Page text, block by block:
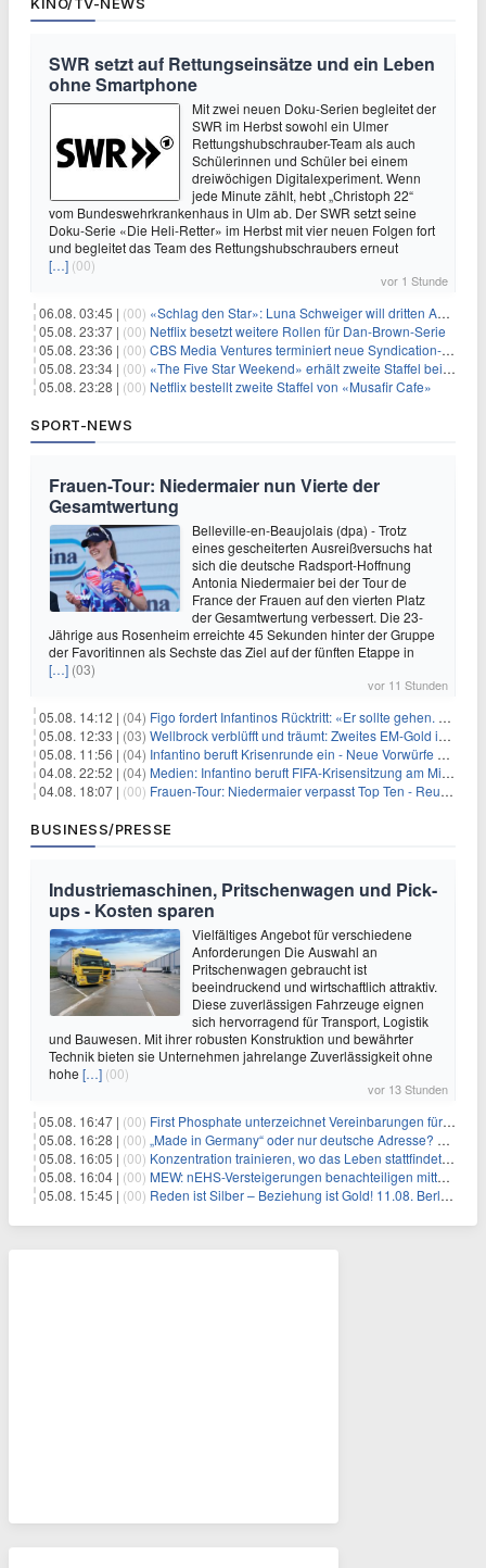
KINO/TV-NEWS
SWR setzt auf Rettungseinsätze und ein Leben
ohne Smartphone
Mit zwei neuen Doku-Serien begleitet der
SWR im Herbst sowohl ein Ulmer
Rettungshubschrauber-Team als auch
Schülerinnen und Schüler bei einem
dreiwöchigen Digitalexperiment. Wenn
jede Minute zählt, hebt „Christoph 22“
vom Bundeswehrkrankenhaus in Ulm ab. Der SWR setzt seine
Doku-Serie «Die Heli-Retter» im Herbst mit vier neuen Folgen fort
und begleitet das Team des Rettungshubschraubers erneut
[…] (00)
vor 1 Stunde
06.08. 03:45 | (00) «Schlag den Star»: Luna Schweiger will dritten Anlauf nutzen
05.08. 23:37 | (00) Netflix besetzt weitere Rollen für Dan-Brown-Serie
05.08. 23:36 | (00) CBS Media Ventures terminiert neue Syndication-Formate
05.08. 23:34 | (00) «The Five Star Weekend» erhält zweite Staffel bei Peacock
05.08. 23:28 | (00) Netflix bestellt zweite Staffel von «Musafir Cafe»
SPORT-NEWS
Frauen-Tour: Niedermaier nun Vierte der
Gesamtwertung
Belleville-en-Beaujolais (dpa) - Trotz
eines gescheiterten Ausreißversuchs hat
sich die deutsche Radsport-Hoffnung
Antonia Niedermaier bei der Tour de
France der Frauen auf den vierten Platz
der Gesamtwertung verbessert. Die 23-
Jährige aus Rosenheim erreichte 45 Sekunden hinter der Gruppe
der Favoritinnen als Sechste das Ziel auf der fünften Etappe in
[…] (03)
vor 11 Stunden
05.08. 14:12 | (04) Figo fordert Infantinos Rücktritt: «Er sollte gehen. Jetzt»
05.08. 12:33 | (03) Wellbrock verblüfft und träumt: Zweites EM-Gold in Paris
05.08. 11:56 | (04) Infantino beruft Krisenrunde ein - Neue Vorwürfe gegen FIFA
04.08. 22:52 | (04) Medien: Infantino beruft FIFA-Krisensitzung am Mittwoch ein
04.08. 18:07 | (00) Frauen-Tour: Niedermaier verpasst Top Ten - Reusser siegt
BUSINESS/PRESSE
Industriemaschinen, Pritschenwagen und Pick-
ups - Kosten sparen
Vielfältiges Angebot für verschiedene
Anforderungen Die Auswahl an
Pritschenwagen gebraucht ist
beeindruckend und wirtschaftlich attraktiv.
Diese zuverlässigen Fahrzeuge eignen
sich hervorragend für Transport, Logistik
und Bauwesen. Mit ihrer robusten Konstruktion und bewährter
Technik bieten sie Unternehmen jahrelange Zuverlässigkeit ohne
hohe […] (00)
vor 13 Stunden
05.08. 16:47 | (00) First Phosphate unterzeichnet Vereinbarungen für nicht zu refundierende Zuwendungen in Höhe von 4,84 Mio. $ von der kanadischen Regierung für Straßeninfrastruktur und Stromübertragungsleitungen
05.08. 16:28 | (00) „Made in Germany“ oder nur deutsche Adresse? So erkennen Sie, wo Ihre Leiterplatten wirklich gefertigt werden
05.08. 16:05 | (00) Konzentration trainieren, wo das Leben stattfindet: Mobile EEG-Technologie bringt Neurofeedback in den Alltag
05.08. 16:04 | (00) MEW: nEHS-Versteigerungen benachteiligen mittelständische Unternehmen
05.08. 15:45 | (00) Reden ist Silber – Beziehung ist Gold! 11.08. Berlin – 18:30 Uhr